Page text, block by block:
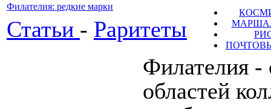
Филателия: редкие марки
Статьи - Раритеты
Филателия -
областей